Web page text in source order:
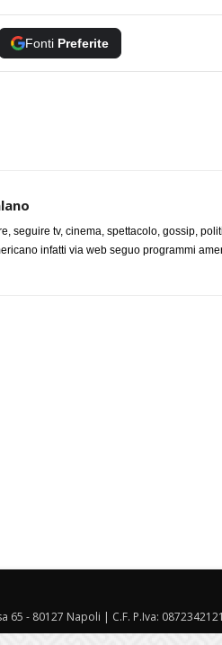
Fonti Preferite
seguire tv, cinema, spettacolo, gossip,
infatti via web seguo programmi
65 - 80127 Napoli | C.F. P.Iva: